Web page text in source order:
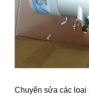
Chuyên sửa các loại